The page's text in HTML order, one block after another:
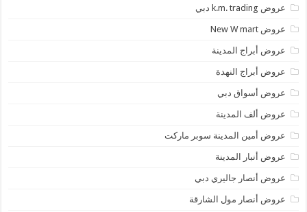
عروض k.m. trading دبي
عروض New W mart
عروض أبراج المدينة
عروض أبراج النهدة
عروض أسواق دبي
عروض ألف المدينة
عروض أمين المدينة سوبر ماركت
عروض أنبار المدينة
عروض أنصار جاليري دبي
عروض أنصار مول الشارقة